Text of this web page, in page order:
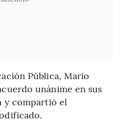
Pública, Mario
unánime en sus
y compartió el